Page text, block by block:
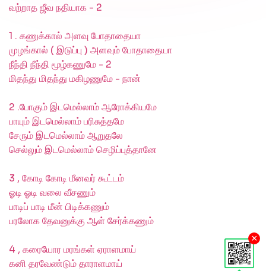
×
வற்றாத ஜீவ நதியாக - 2
1 . கணுக்கால் அளவு போதாதையா
முழங்கால் ( இடுப்பு ) அளவும் போதாதையா
நீந்தி நீந்தி மூழ்கணுமே - 2
மிதந்து மிதந்து மகிழணுமே - நான்
2 .போகும் இடமெல்லாம் ஆரோக்கியமே
பாயும் இடமெல்லாம் பரிசுத்தமே
சேரும் இடமெல்லாம் ஆறுதலே
செல்லும் இடமெல்லாம் செழிப்புத்தானே
3 , கோடி கோடி மீனவர் கூட்டம்
ஓடி ஓடி வலை வீசணும்
பாடிப் பாடி மீன் பிடிக்கணும்
பரலோக தேவனுக்கு ஆள் சேர்க்கணும்
4 , கரையோர மரங்கள் ஏராளமாய்
கனி தரவேண்டும் தாராளமாய்